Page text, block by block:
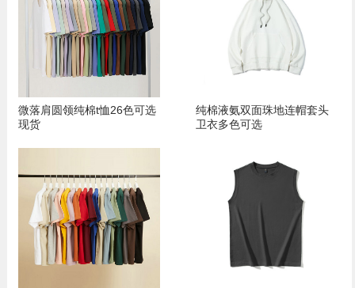
微落肩圆领纯棉t恤26色可选
现货
纯棉液氨双面珠地连帽套头
卫衣多色可选